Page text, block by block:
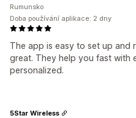
The app is easy to set up and
great. They help you fast with
personalized.
Rumunsko
Doba používání aplikace: 2 dny
5Star Wireless